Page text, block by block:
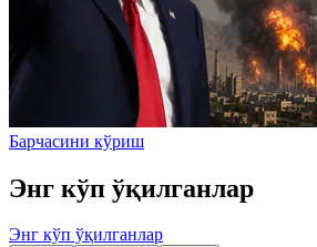
Барчасини кўриш
Энг кўп ўқилганлар
Энг кўп ўқилганлар